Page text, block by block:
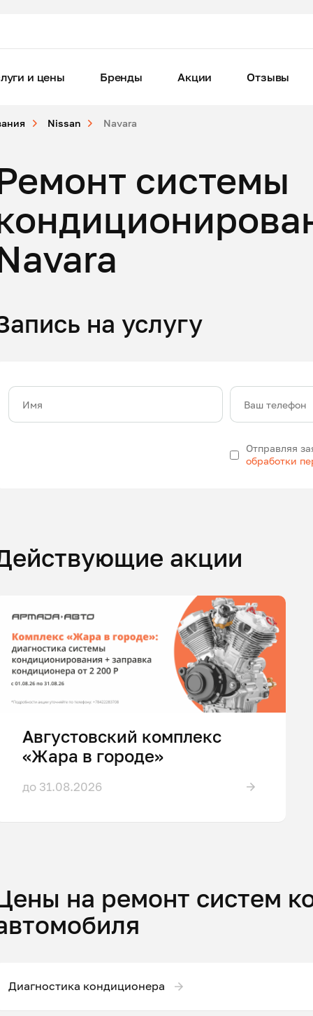
и цены Бренды Акции Отзывы
Nissan Navara
системы
на услугу
Имя Ваш телефон
Отправляя
обработки
акции
Августовский комплекс
«Жара в городе»
до 31.08.2026
на ремонт систем
Диагностика кондиционера